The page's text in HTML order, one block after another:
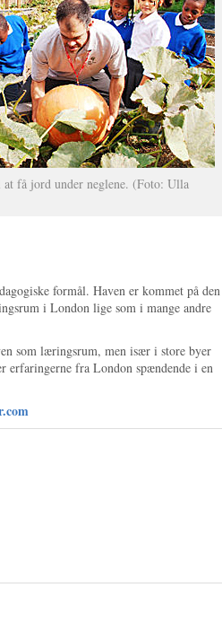
få jord under neglene. (Foto: Ulla
formål. Haven er kommet på den
i London lige som i mange andre
som læringsrum, men især i store byer
erfaringerne fra London spændende i en